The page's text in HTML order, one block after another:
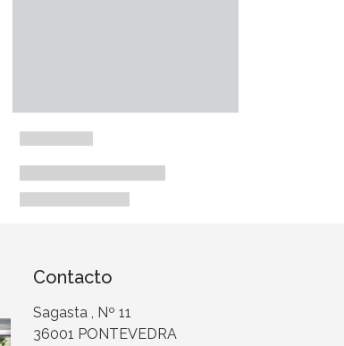
Contacto
Sagasta , Nº 11
36001 PONTEVEDRA